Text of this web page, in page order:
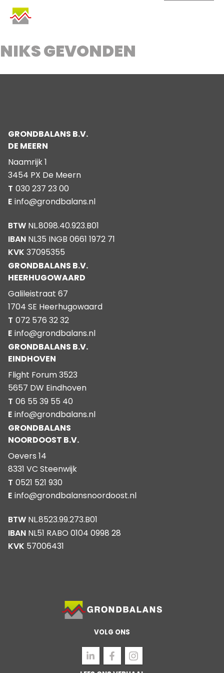
TO
CONTENT
NIKS GEVONDEN
GRONDBALANS B.V.
DE MEERN
Naamrijk 1
3454 PX De Meern
T 030 237 23 00
E info@grondbalans.nl
BTW NL.8098.40.923.B01
IBAN NL35 INGB 0661 1972 71
KVK 37095355
GRONDBALANS B.V.
HEERHUGOWAARD
Galileistraat 67
1704 SE Heerhugowaard
T 072 576 32 32
E info@grondbalans.nl
GRONDBALANS B.V.
EINDHOVEN
Flight Forum 3523
5657 DW Eindhoven
T 06 55 39 55 40
E info@grondbalans.nl
GRONDBALANS
NOORDOOST B.V.
Oevers 14
8331 VC Steenwijk
T 0521 521 930
E info@grondbalansnoordoost.nl
BTW NL.8523.99.273.B01
IBAN NL51 RABO 0104 0998 28
KVK 57006431
VOLG ONS